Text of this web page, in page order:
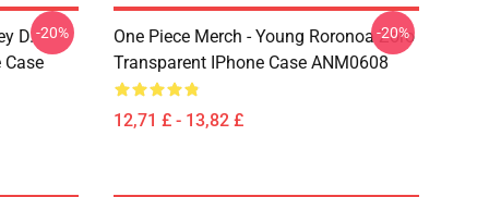
D.
Case
-20%
One Piece Merch - Young Roronoa Zoro
Transparent IPhone Case ANM0608
12,71 £ - 13,82 £
-20%